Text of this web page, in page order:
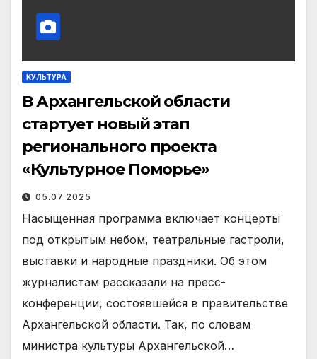
КУЛЬТУРА
В Архангельской области
стартует новый этап
регионального проекта
«Культурное Поморье»
05.07.2025
Насыщенная программа включает концерты
под открытым небом, театральные гастроли,
выставки и народные праздники. Об этом
журналистам рассказали на пресс-
конференции, состоявшейся в правительстве
Архангельской области. Так, по словам
министра культуры Архангельской…